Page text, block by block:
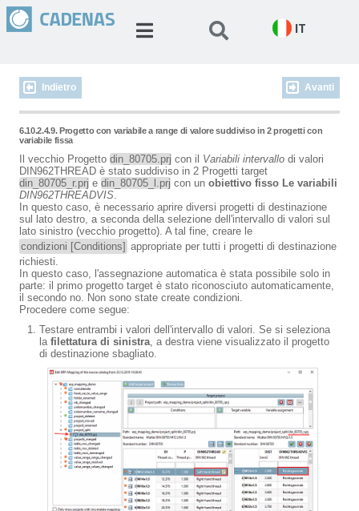
IT
Indietro Avanti
6.10.2.4.9. Progetto con variabile a range di valore suddiviso in 2 progetti con
variabile fissa
Il vecchio Progetto din_80705.prj con il Variabili intervallo di valori
DIN962THREAD è stato suddiviso in 2 Progetti target
din_80705_r.prj e din_80705_l.prj con un obiettivo fisso Le variabili
DIN962THREADVIS.
In questo caso, è necessario aprire diversi progetti di destinazione
sul lato destro, a seconda della selezione dell'intervallo di valori sul
lato sinistro (vecchio progetto). A tal fine, creare le
condizioni [Conditions] appropriate per tutti i progetti di destinazione
richiesti.
In questo caso, l'assegnazione automatica è stata possibile solo in
parte: il primo progetto target è stato riconosciuto automaticamente,
il secondo no. Non sono state create condizioni.
Procedere come segue:
Testare entrambi i valori dell'intervallo di valori. Se si seleziona
la filettatura di sinistra, a destra viene visualizzato il progetto
di destinazione sbagliato.